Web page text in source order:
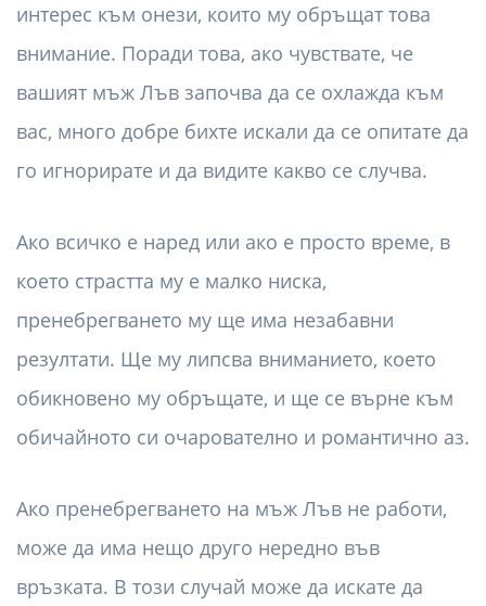
интерес към онези, които му обръщат това
внимание. Поради това, ако чувствате, че
вашият мъж Лъв започва да се охлажда към
вас, много добре бихте искали да се опитате да
го игнорирате и да видите какво се случва.
Ако всичко е наред или ако е просто време, в
което страстта му е малко ниска,
пренебрегването му ще има незабавни
резултати. Ще му липсва вниманието, което
обикновено му обръщате, и ще се върне към
обичайното си очарователно и романтично аз.
Ако пренебрегването на мъж Лъв не работи,
може да има нещо друго нередно във
връзката. В този случай може да искате да